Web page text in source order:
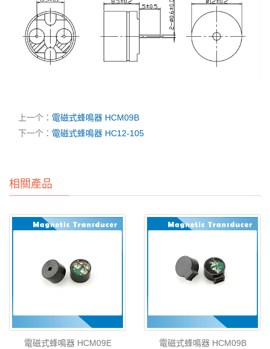
上一个： 電磁式蜂鳴器 HCM09B
下一个： 電磁式蜂鳴器 HC12-105
相關產品
電磁式蜂鳴器 HCM09E 電磁式蜂鳴器 HCM09B